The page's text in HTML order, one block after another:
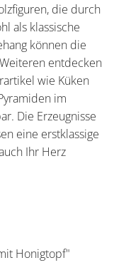
die durch
als klassische
können die
entdecken
wie Küken
im
Die Erzeugnisse
eine erstklassige
Ihr Herz
Honigtopf"